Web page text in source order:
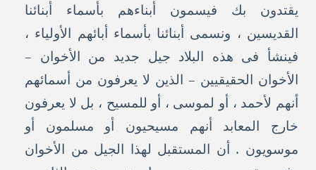
يقتدون بك فيسمون أبناءهم بأسماء أبنائنا
القديسين ، ونسمى أبنائنا بأسماء أبائهم الأولياء ،
فينشأ فى هذه البلاد جيل جديد من الأخوان –
الأخوان الحقيقيين – الذين لا يعرفون من أسمائهم
أنهم لأحمد ، أو لموسى ، أو للمسيح ، بل لا يعرفون
خارج المعابد أنهم مسيحيون أو مسلمون أو
موسويون . أن المستقبل لهذا الجيل من الأخوان